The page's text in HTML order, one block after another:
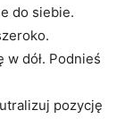
do siebie.
w dół. Podnieś
pozycję